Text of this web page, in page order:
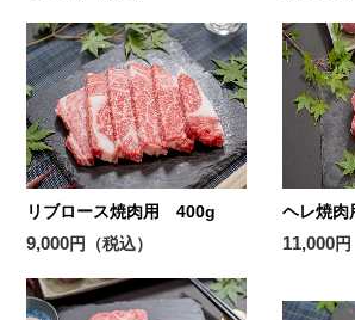
リブロース焼肉用 400g
9,000円（税込）
ヘレ焼
11,000円